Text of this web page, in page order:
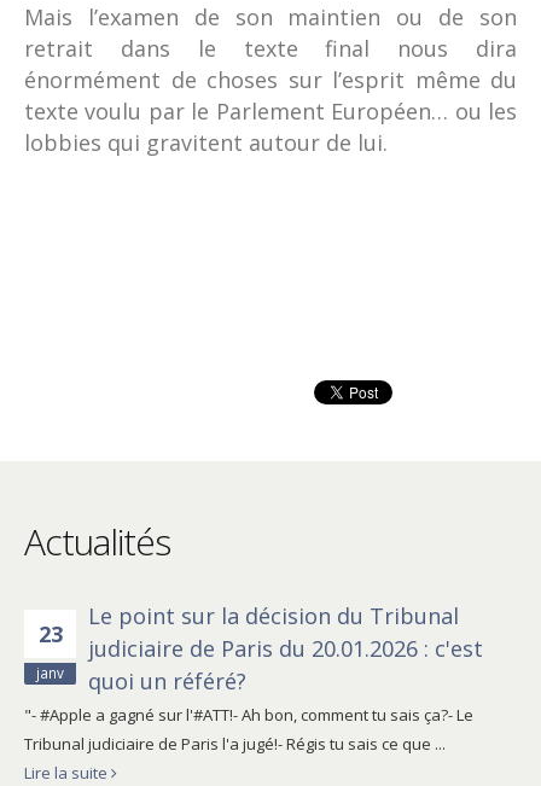
Mais l’examen de son maintien ou de son
retrait dans le texte final nous dira
énormément de choses sur l’esprit même du
texte voulu par le Parlement Européen… ou les
lobbies qui gravitent autour de lui.
Actualités
23
janv
Le point sur la décision du Tribunal
judiciaire de Paris du 20.01.2026 : c'est
quoi un référé?
"- #Apple a gagné sur l'#ATT!- Ah bon, comment tu sais ça?- Le
Tribunal judiciaire de Paris l'a jugé!- Régis tu sais ce que ...
Lire la suite